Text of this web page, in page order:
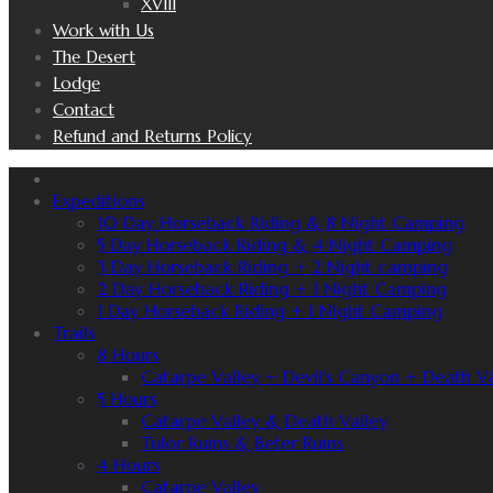
Work with Us
The Desert
Lodge
Contact
Refund and Returns Policy
Expeditions
10 Day Horseback Riding & 8 Night Camping
5 Day Horseback Riding & 4 Night Camping
3 Day Horseback Riding + 2 Night camping
2 Day Horseback Riding + 1 Night Camping
1 Day Horseback Riding + 1 Night Camping
Trails
8 Hours
Catarpe Valley + Devil’s Canyon + Death
5 Hours
Catarpe Valley & Death Valley
Tulor Ruins & Beter Ruins
4 Hours
Catarpe Valley